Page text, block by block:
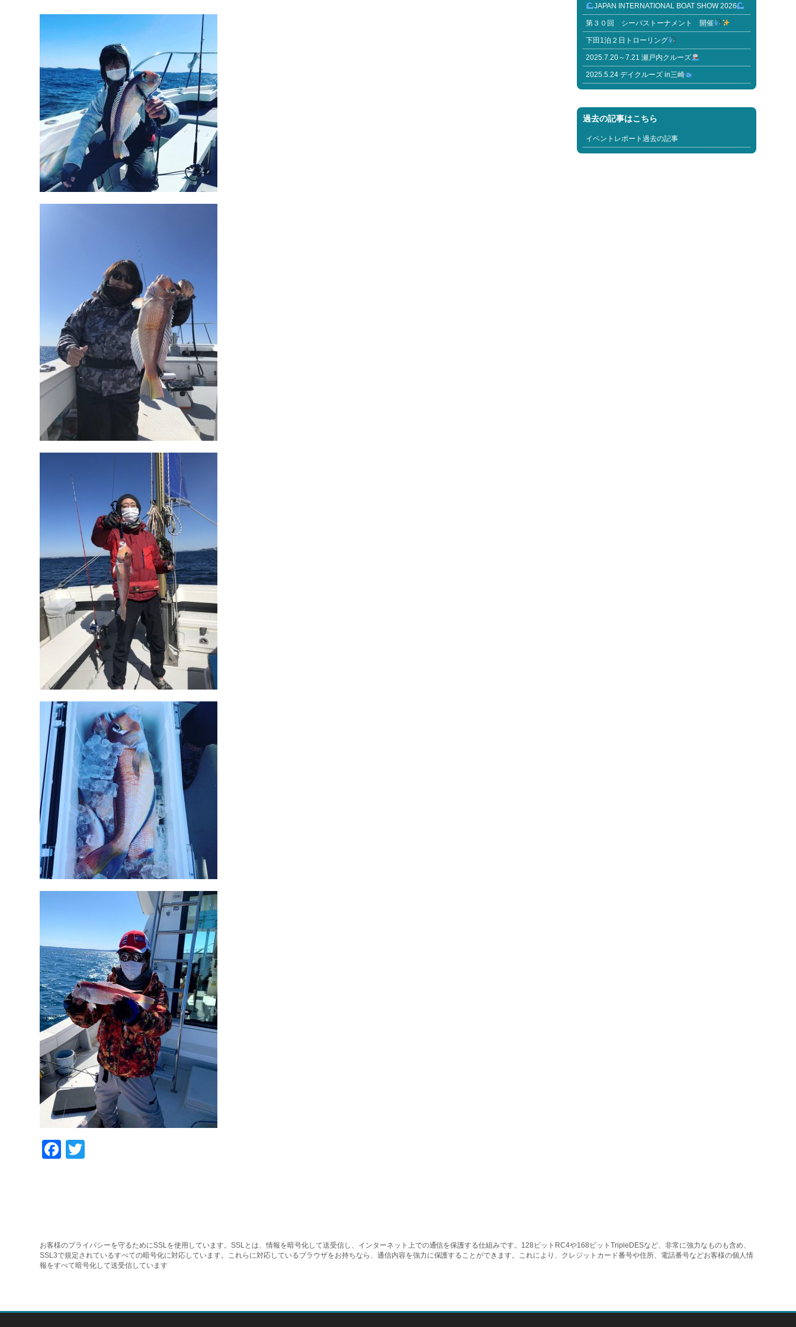
Facebook
JAPAN INTERNATIONAL BOAT SHOW 2026
第３０回 シーバストーナメント 開催
下田1泊２日トローリング
2025.7.20～7.21 瀬戸内クルーズ
2025.5.24 デイクルーズ in三崎
過去の記事はこちら
イベントレポート過去の記事
お客様のプライバシーを守るためにSSLを使用しています。SSLとは、情報を暗号化して送受信し、インターネット上での通信を保護する仕組みです。128ビットRC4や168ビットTripleDESなど、非常に強力なものも含め、
SSL3で規定されているすべての暗号化に対応しています。これらに対応しているブラウザをお持ちなら、通信内容を強力に保護することができます。これにより、クレジットカード番号や住所、電話番号などお客様の個人情
報をすべて暗号化して送受信しています